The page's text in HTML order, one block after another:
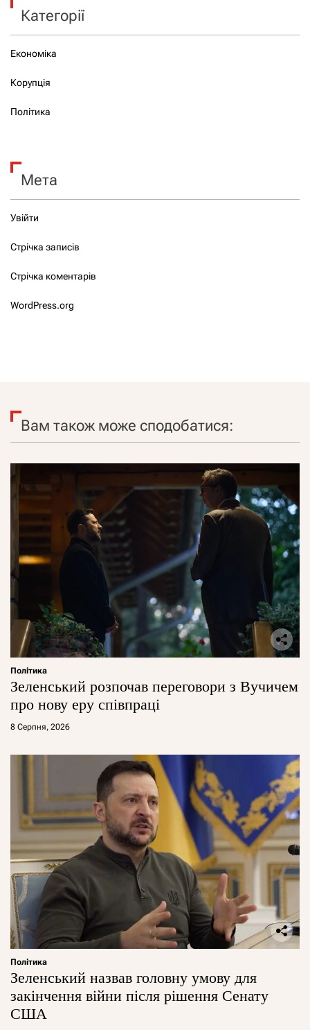
Категорії
Економіка
Корупція
Політика
Мета
Увійти
Стрічка записів
Стрічка коментарів
WordPress.org
Вам також може сподобатися:
Політика
Зеленський розпочав переговори з Вучичем
про нову еру співпраці
8 Серпня, 2026
Політика
Зеленський назвав головну умову для
закінчення війни після рішення Сенату
США